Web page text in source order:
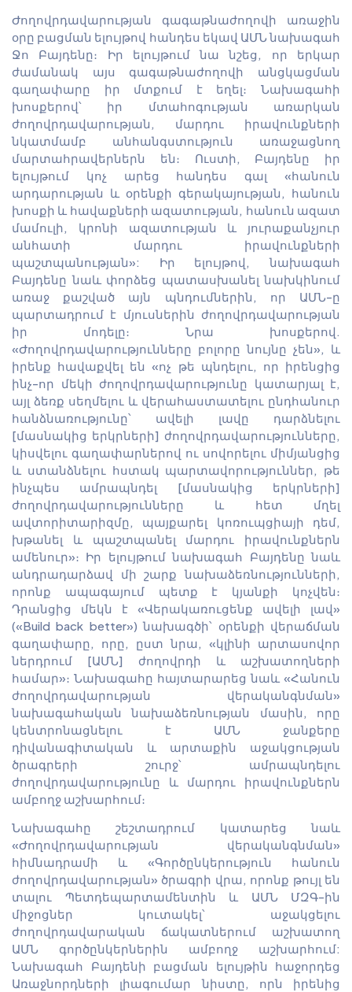
Ժողովրդավարության գագաթնաժողովի առաջին
օրը բացման ելույթով հանդես եկավ ԱՄՆ նախագահ
Ջո Բայդենը։ Իր ելույթում նա նշեց, որ երկար
ժամանակ այս գագաթնաժողովի անցկացման
գաղափարը իր մտքում է եղել։ Նախագահի
խոսքերով՝ իր մտահոգության առարկան
ժողովրդավարության, մարդու իրավունքների
նկատմամբ անհանգստություն առաջացնող
մարտահրավերներն են։ Ուստի, Բայդենը իր
ելույթում կոչ արեց հանդես գալ «հանուն
արդարության և օրենքի գերակայության, հանուն
խոսքի և հավաքների ազատության, հանուն ազատ
մամուլի, կրոնի ազատության և յուրաքանչյուր
անհատի մարդու իրավունքների
պաշտպանության»: Իր ելույթով, նախագահ
Բայդենը նաև փորձեց պատասխանել նախկինում
առաջ քաշված այն պնդումներին, որ ԱՄՆ-ը
պարտադրում է մյուսներին ժողովրդավարության
իր մոդելը։ Նրա խոսքերով.
«Ժողովրդավարությունները բոլորը նույնը չեն», և
իրենք հավաքվել են «ոչ թե պնդելու, որ իրենցից
ինչ-որ մեկի ժողովրդավարությունը կատարյալ է,
այլ ձեռք սեղմելու և վերահաստատելու ընդհանուր
հանձնառությունը՝ ավելի լավը դարձնելու
[մասնակից երկրների] ժողովրդավարությունները,
կիսվելու գաղափարներով ու սովորելու միմյանցից
և ստանձնելու հստակ պարտավորություններ, թե
ինչպես ամրապնդել [մասնակից երկրների]
ժողովրդավարությունները և հետ մղել
ավտորիտարիզմը, պայքարել կոռուպցիայի դեմ,
խթանել և պաշտպանել մարդու իրավունքներն
ամենուր»։ Իր ելույթում նախագահ Բայդենը նաև
անդրադարձավ մի շարք նախաձեռնությունների,
որոնք ապագայում պետք է կյանքի կոչվեն։
Դրանցից մեկն է «Վերակառուցենք ավելի լավ»
(«Build back better») նախագծի՝ օրենքի վերաճման
գաղափարը, որը, ըստ նրա, «կլինի արտասովոր
ներդրում [ԱՄՆ] ժողովրդի և աշխատողների
համար»։ Նախագահը հայտարարեց նաև «Հանուն
ժողովրդավարության վերականգնման»
նախագահական նախաձեռնության մասին, որը
կենտրոնացնելու է ԱՄՆ ջանքերը
դիվանագիտական և արտաքին աջակցության
ծրագրերի շուրջ՝ ամրապնդելու
ժողովրդավարությունը և մարդու իրավունքներն
ամբողջ աշխարհում։
Նախագահը շեշտադրում կատարեց նաև
«Ժողովրդավարության վերականգնման»
հիմնադրամի և «Գործընկերություն հանուն
ժողովրդավարության» ծրագրի վրա, որոնք թույլ են
տալու Պետդեպարտամենտին և ԱՄՆ ՄԶԳ-ին
միջոցներ կուտակել՝ աջակցելու
ժողովրդավարական ճակատներում աշխատող
ԱՄՆ գործընկերներին ամբողջ աշխարհում:
Նախագահ Բայդենի բացման ելույթին հաջորդեց
Առաջնորդների լիագումար նիստը, որն իրենից